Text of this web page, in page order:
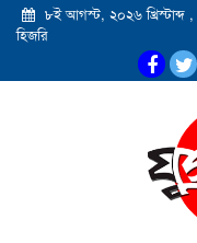
৮ই আগস্ট, ২০২৬ খ্রিস্টাব্দ ,
হিজরি